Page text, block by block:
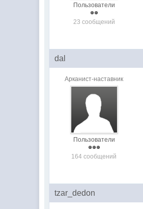
Пользователи
23 сообщений
dal
Арканист-наставник
Пользователи
164 сообщений
tzar_dedon